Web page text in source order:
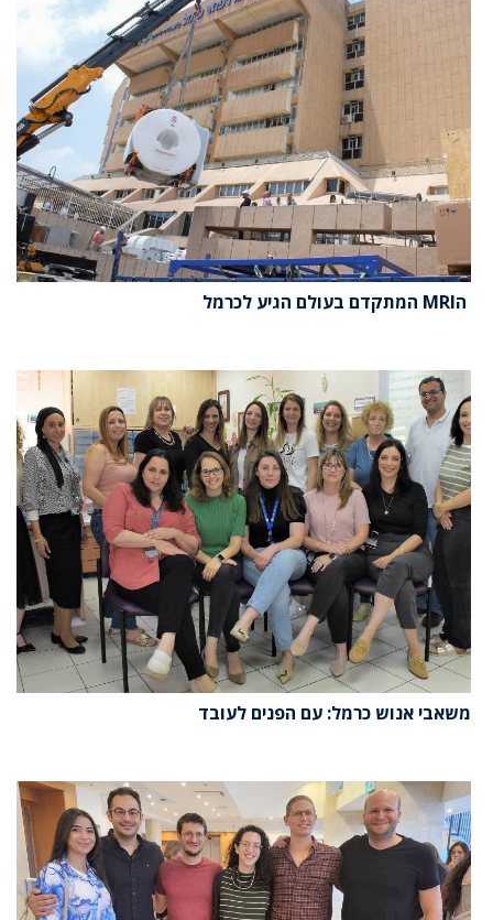
הMRI המתקדם בעולם הגיע לכרמל
משאבי אנוש כרמל: עם הפנים לעובד